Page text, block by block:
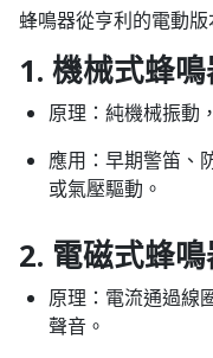
蜂鳴器從亨利的電動
1. 機械式蜂鳴
原理：純機械振動
應用：早期警笛、
或氣壓驅動。
2. 電磁式蜂鳴
原理：電流通過線
聲音。